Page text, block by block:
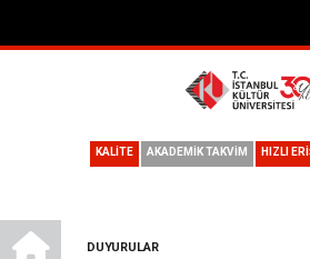
HIZLI
AKADEMİK TAKVİM
KALİTE
DUYURULAR